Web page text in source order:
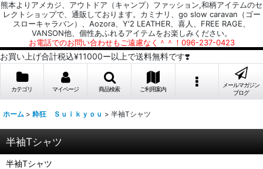
熊本よりアメカジ、アウトドア（キャンプ）ファッション,和柄アイテムのセ
レクトショップで、通販しております。カミナリ、go slow caravan（ゴー
スローキャラバン）、Aozora、Y'2 LEATHER、喜人、FREE RAGE、
VANSON他、個性あふれるアイテムをお楽しみください。
お電話でのお問い合わせもご遠慮なく＾＾！096-237-0423
お買い上げ合計税込¥11000ー以上で送料無料です❣️
カテゴリ マイページ 商品検索 ご利用案内
メールマガジン
ブログ
ホーム > 粋狂 Ｓｕｉｋｙｏｕ > 半袖Tシャツ
半袖Tシャツ
半袖Tシャツ